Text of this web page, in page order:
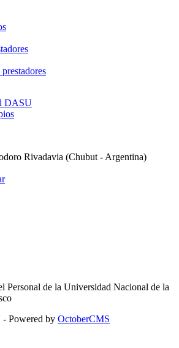
DASU
Rivadavia (Chubut - Argentina)
Personal de la Universidad Nacional de la
Powered by OctoberCMS